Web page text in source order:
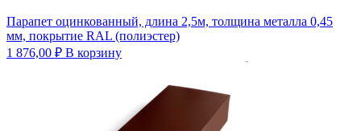
Парапет оцинкованный, длина 2,5м, толщина металла 0,45
мм, покрытие RAL (полиэстер)
1 876,00 ₽ В корзину